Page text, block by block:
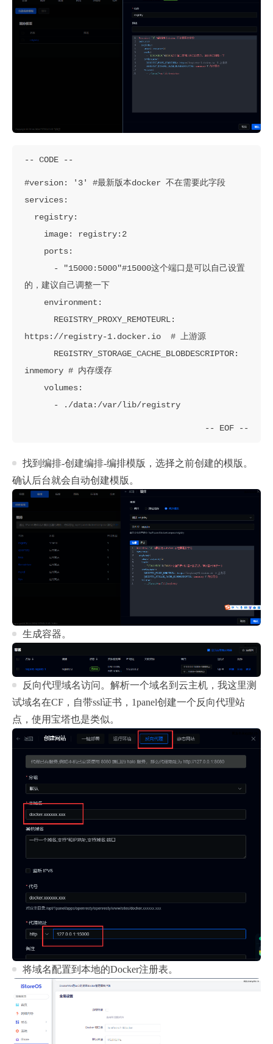
#version: '3' #最新版本docker 不在需要此字段
services:
的，建议自己调整一下
https://registry-1.docker.io  # 上游源
inmemory # 内存缓存
找到编排-创建编排-编排模版，选择之前创建的模版。
确认后台就会自动创建模版。
生成容器。
反向代理域名访问。解析一个域名到云主机，我这里测
试域名在CF，自带ssl证书，1panel创建一个反向代理站
点，使用宝塔也是类似。
将域名配置到本地的Docker注册表。